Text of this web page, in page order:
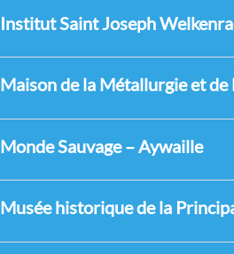
Institut Saint Joseph
Maison de la Métallurgie et de
Monde Sauvage – Aywaille
Musée historique de la